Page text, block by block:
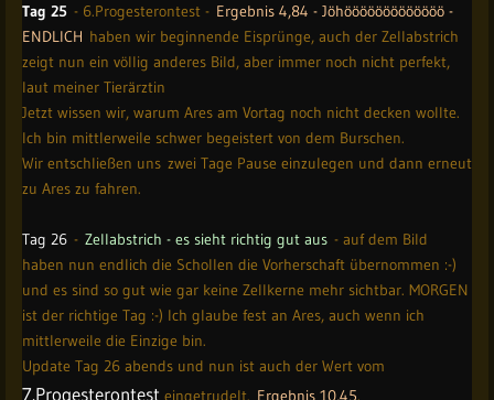
Tag 25 - 6.Progesterontest - Ergebnis 4,84 - Jöhööööööööööööö -
ENDLICH haben wir beginnende Eisprünge, auch der Zellabstrich
zeigt nun ein völlig anderes Bild, aber immer noch nicht perfekt,
laut meiner Tierärztin
Jetzt wissen wir, warum Ares am Vortag noch nicht decken wollte.
Ich bin mittlerweile schwer begeistert von dem Burschen.
Wir entschließen uns zwei Tage Pause einzulegen und dann erneut
zu Ares zu fahren.
Tag 26 - Zellabstrich - es sieht richtig gut aus - auf dem Bild
haben nun endlich die Schollen die Vorherschaft übernommen :-)
und es sind so gut wie gar keine Zellkerne mehr sichtbar. MORGEN
ist der richtige Tag :-) Ich glaube fest an Ares, auch wenn ich
mittlerweile die Einzige bin.
Update Tag 26 abends und nun ist auch der Wert vom
7.Progesterontest eingetrudelt. Ergebnis 10,45.